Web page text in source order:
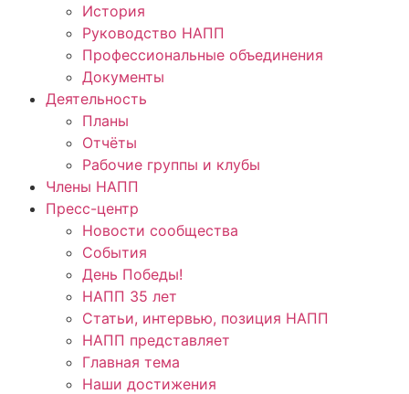
История
Руководство НАПП
Профессиональные объединения
Документы
Деятельность
Планы
Отчёты
Рабочие группы и клубы
Члены НАПП
Пресс-центр
Новости сообщества
События
День Победы!
НАПП 35 лет
Статьи, интервью, позиция НАПП
НАПП представляет
Главная тема
Наши достижения